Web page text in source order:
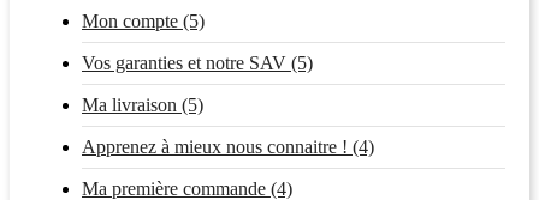
Mon compte (5)
Vos garanties et notre SAV (5)
Ma livraison (5)
Apprenez à mieux nous connaitre ! (4)
Ma première commande (4)